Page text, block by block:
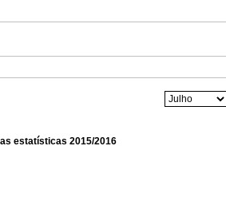
estatísticas 2015/2016